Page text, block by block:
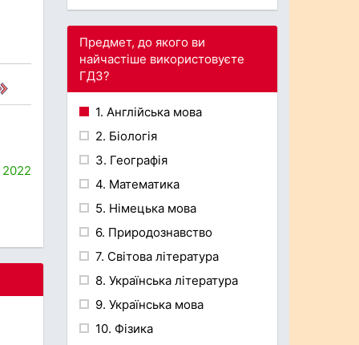
2022
Предмет, до якого ви
найчастіше використовуєте
ГДЗ?
1. Англійська мова
2. Біологія
3. Географія
4. Математика
5. Німецька мова
6. Природознавство
7. Світова література
8. Українська література
9. Українська мова
10. Фізика